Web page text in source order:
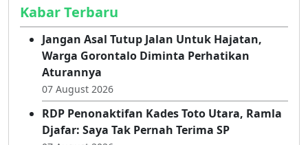
Kabar Terbaru
Jangan Asal Tutup Jalan Untuk Hajatan,
Warga Gorontalo Diminta Perhatikan
Aturannya
07 August 2026